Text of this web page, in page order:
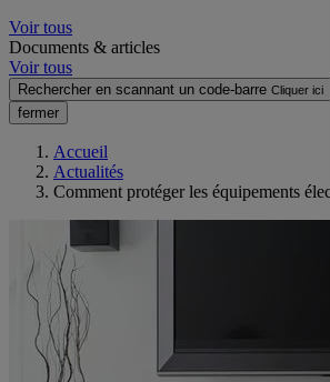
Voir tous
Documents & articles
Voir tous
Rechercher en scannant un code-barre Cliquer ici
fermer
Accueil
Actualités
Comment protéger les équipements